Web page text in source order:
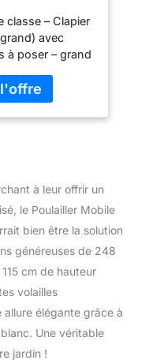
x 115 cm x
« 153
»
classe – Clapier
avec
à poser – grand
nichoir avec toit
rampe pour
enclos ouvert.
de l'extérieur.
pour les petits
comme les
poules
cailles, les
d'Inde, les
lapins ou les
L'enclos
animaux des
optimales à
Résistant aux
– l'enclos de
à leur offrir un
le Poulailler Mobile
bien être la solution
généreuses de 248
cm de hauteur
volailles
allure élégante grâce à
Une véritable
jardin !